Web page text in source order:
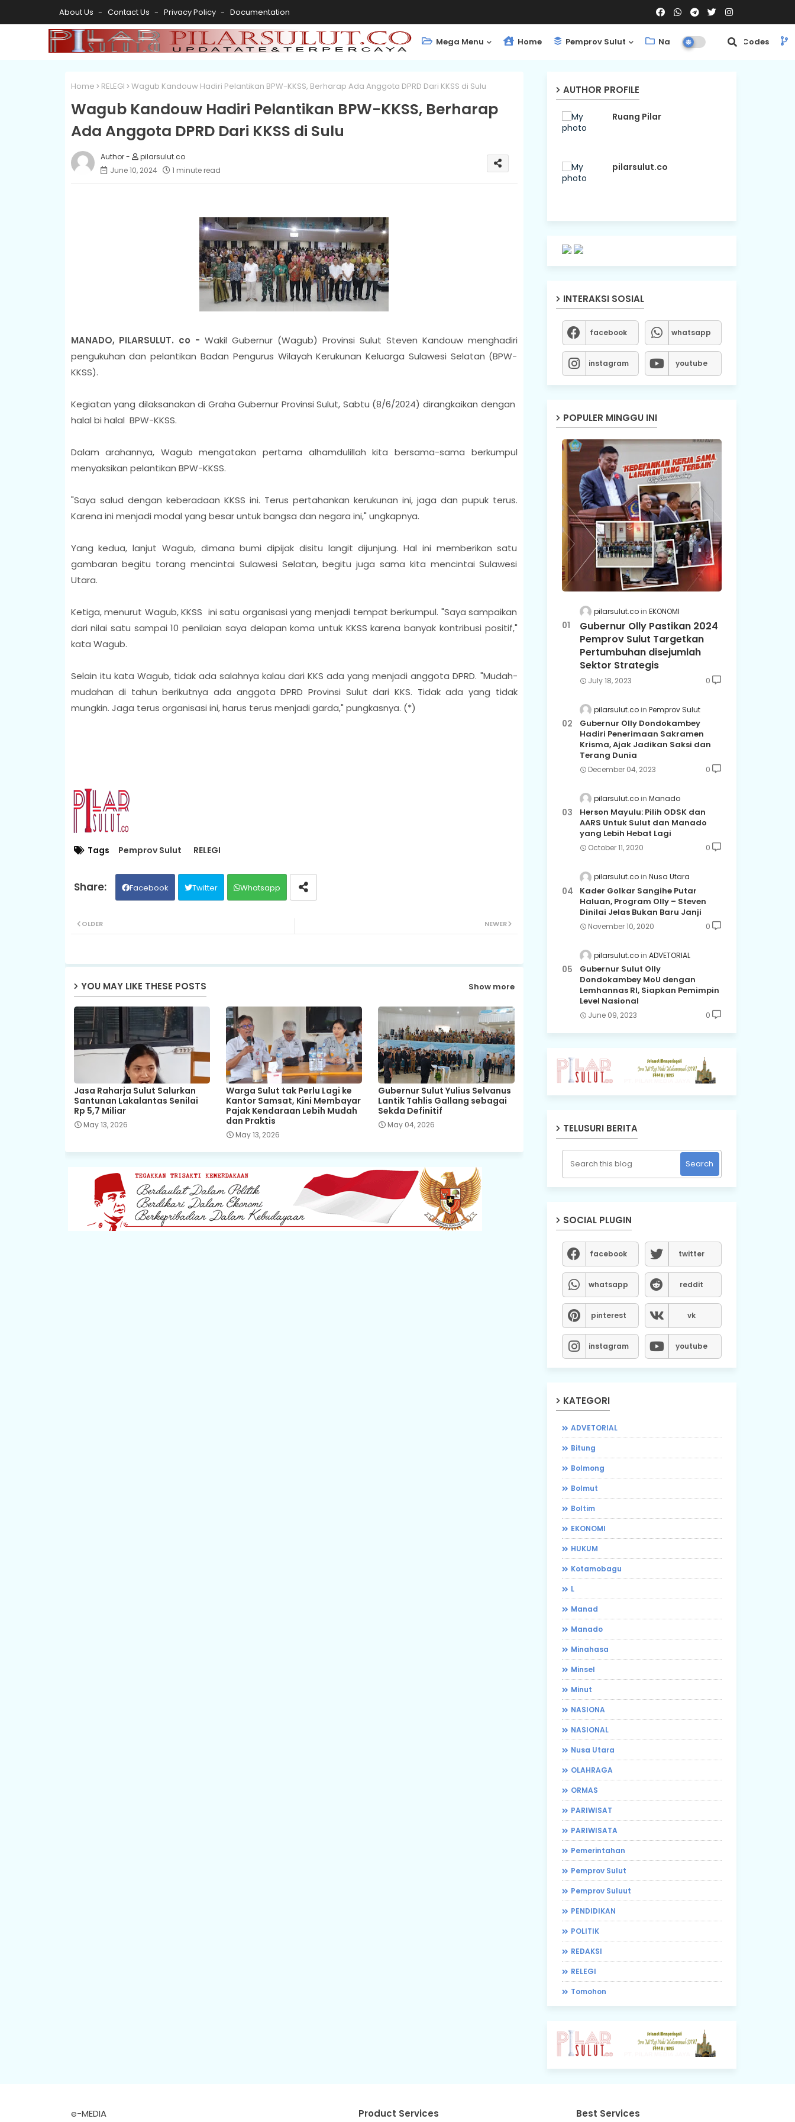
About Us Contact Us Privacy Policy Documentation
Mega Menu Home Pemprov Sulut Nasional ShortCodes
Home RELEGI Wagub Kandouw Hadiri Pelantikan BPW-KKSS, Berharap Ada Anggota DPRD Dari KKSS di Sulu
Wagub Kandouw Hadiri Pelantikan BPW-KKSS, Berharap
Ada Anggota DPRD Dari KKSS di Sulu
pilarsulut.co
June 10, 2024
1 minute read
MANADO, PILARSULUT. co - Wakil Gubernur (Wagub) Provinsi Sulut Steven Kandouw menghadiri
pengukuhan dan pelantikan Badan Pengurus Wilayah Kerukunan Keluarga Sulawesi Selatan (BPW-
KKSS).
Kegiatan yang dilaksanakan di Graha Gubernur Provinsi Sulut, Sabtu (8/6/2024) dirangkaikan dengan
halal bi halal BPW-KKSS.
Dalam arahannya, Wagub mengatakan pertama alhamdulillah kita bersama-sama berkumpul
menyaksikan pelantikan BPW-KKSS.
"Saya salud dengan keberadaan KKSS ini. Terus pertahankan kerukunan ini, jaga dan pupuk terus.
Karena ini menjadi modal yang besar untuk bangsa dan negara ini," ungkapnya.
Yang kedua, lanjut Wagub, dimana bumi dipijak disitu langit dijunjung. Hal ini memberikan satu
gambaran begitu torang mencintai Sulawesi Selatan, begitu juga sama kita mencintai Sulawesi
Utara.
Ketiga, menurut Wagub, KKSS ini satu organisasi yang menjadi tempat berkumpul. "Saya sampaikan
dari nilai satu sampai 10 penilaian saya delapan koma untuk KKSS karena banyak kontribusi positif,"
kata Wagub.
Selain itu kata Wagub, tidak ada salahnya kalau dari KKS ada yang menjadi anggota DPRD. "Mudah-
mudahan di tahun berikutnya ada anggota DPRD Provinsi Sulut dari KKS. Tidak ada yang tidak
mungkin. Jaga terus organisasi ini, harus terus menjadi garda," pungkasnya. (*)
Tags Pemprov Sulut RELEGI
Facebook Twitter Whatsapp
NEWER
OLDER
YOU MAY LIKE THESE POSTS Show more
Jasa Raharja Sulut Salurkan
Santunan Lakalantas Senilai
Rp 5,7 Miliar
May 13, 2026
Warga Sulut tak Perlu Lagi ke
Kantor Samsat, Kini Membayar
Pajak Kendaraan Lebih Mudah
dan Praktis
May 13, 2026
Gubernur Sulut Yulius Selvanus
Lantik Tahlis Gallang sebagai
Sekda Definitif
May 04, 2026
AUTHOR PROFILE
Ruang Pilar
pilarsulut.co
INTERAKSI SOSIAL
facebook whatsapp
instagram youtube
POPULER MINGGU INI
pilarsulut.co EKONOMI
Gubernur Olly Pastikan 2024
Pemprov Sulut Targetkan
Pertumbuhan disejumlah
Sektor Strategis
July 18, 2023 0
pilarsulut.co Pemprov Sulut
Gubernur Olly Dondokambey
Hadiri Penerimaan Sakramen
Krisma, Ajak Jadikan Saksi dan
Terang Dunia
December 04, 2023 0
pilarsulut.co Manado
Herson Mayulu: Pilih ODSK dan
AARS Untuk Sulut dan Manado
yang Lebih Hebat Lagi
October 11, 2020 0
pilarsulut.co Nusa Utara
Kader Golkar Sangihe Putar
Haluan, Program Olly – Steven
Dinilai Jelas Bukan Baru Janji
November 10, 2020 0
pilarsulut.co ADVETORIAL
Gubernur Sulut Olly
Dondokambey MoU dengan
Lemhannas RI, Siapkan Pemimpin
Level Nasional
June 09, 2023 0
TELUSURI BERITA
SOCIAL PLUGIN
facebook twitter
whatsapp reddit
pinterest vk
instagram youtube
KATEGORI
ADVETORIAL
Bitung
Bolmong
Bolmut
Boltim
EKONOMI
HUKUM
Kotamobagu
L
Manad
Manado
Minahasa
Minsel
Minut
NASIONA
NASIONAL
Nusa Utara
OLAHRAGA
ORMAS
PARIWISAT
PARIWISATA
Pemerintahan
Pemprov Sulut
Pemprov Suluut
PENDIDIKAN
POLITIK
REDAKSI
RELEGI
Tomohon
e-MEDIA Product Services Best Services